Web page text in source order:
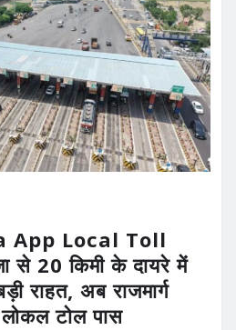
App Local Toll
से 20 किमी के दायरे में
राहत, अब राजमार्ग
लोकल टोल पास